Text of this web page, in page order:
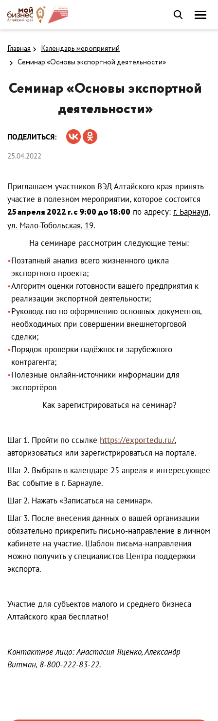
Главная
Календарь мероприятий
Семинар «Основы экспортной деятельности»
Семинар «Основы экспортной
деятельности»
ПОДЕЛИТЬСЯ:
25.04.2022
Приглашаем участников ВЭД Алтайского края принять
участие в полезном мероприятии, которое состоится
25 апреля 2022 г. с 9:00 до 18:00 по адресу: г. Барнаул,
ул. Мало-Тобольская, 19.
На семинаре рассмотрим следующие темы:
Поэтапный анализ всего жизненного цикла
экспортного проекта;
Алгоритм оценки готовности вашего предприятия к
реализации экспортной деятельности;
Руководство по оформлению основных документов,
необходимых при совершении внешнеторговой
сделки;
Порядок проверки надёжности зарубежного
контрагента;
Полезные онлайн-источники информации для
экспортёров
Как зарегистрироваться на семинар?
Шаг 1. Пройти по ссылке https://exportedu.ru/,
авторизоваться или зарегистрироваться на портале.
Шаг 2. Выбрать в календаре 25 апреля и интересующее
Вас событие в г. Барнауле.
Шаг 2. Нажать «Записаться на семинар».
Шаг 3. После внесения данных о вашей организации
обязательно прикрепить письмо-направление в личном
кабинете на участие. Шаблон письма-направления
можно получить у специалистов Центра поддержки
экспорта.
Участие для субъектов малого и среднего бизнеса
Алтайского края бесплатно!
Контактное лицо: Анастасия Яценко, Александр
Витман, 8-800-222-83-22.